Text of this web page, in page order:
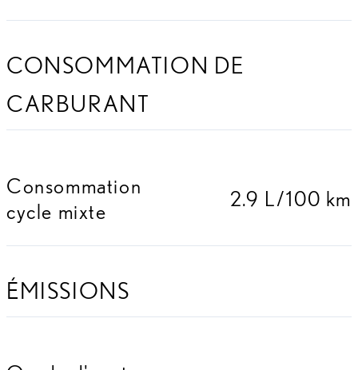
CONSOMMATION DE
CARBURANT
Consommation
cycle mixte
2.9 L/100 km
ÉMISSIONS